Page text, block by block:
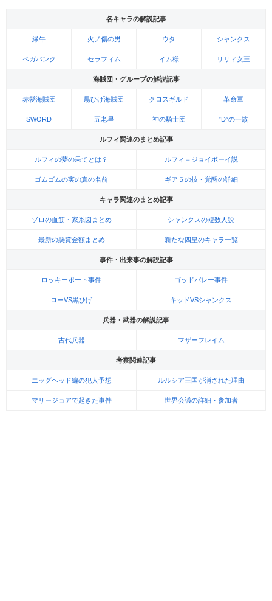
各キャラの解説記事
緑牛 火ノ傷の男 ウタ シャンクス
ベガパンク セラフィム イム様 リリィ女王
海賊団・グループの解説記事
赤髪海賊団 黒ひげ海賊団 クロスギルド 革命軍
SWORD 五老星 神の騎士団 ”D”の一族
ルフィ関連のまとめ記事
ルフィの夢の果てとは？ ルフィ＝ジョイボーイ説
ゴムゴムの実の真の名前 ギア５の技・覚醒の詳細
キャラ関連のまとめ記事
ゾロの血筋・家系図まとめ シャンクスの複数人説
最新の懸賞金額まとめ 新たな四皇のキャラ一覧
事件・出来事の解説記事
ロッキーポート事件 ゴッドバレー事件
ローVS黒ひげ キッドVSシャンクス
兵器・武器の解説記事
古代兵器 マザーフレイム
考察関連記事
エッグヘッド編の犯人予想 ルルシア王国が消された理由
マリージョアで起きた事件 世界会議の詳細・参加者